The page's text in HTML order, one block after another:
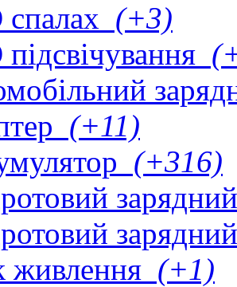
(+3)
(+11)
(+316)
живлення (+1)